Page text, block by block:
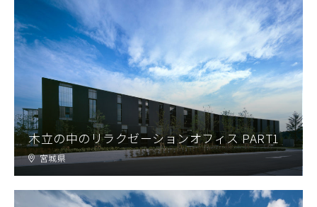
木立の中のリラクゼーションオフィス PART1
宮城県